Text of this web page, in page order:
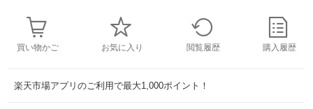
買い物かご お気に入り 閲覧履歴 購入履歴
楽天市場アプリのご利用で最大1,000ポイント！